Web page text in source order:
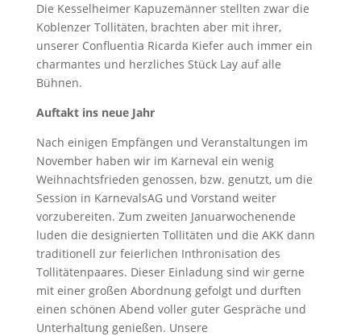
Die Kesselheimer Kapuzemänner stellten zwar die
Koblenzer Tollitäten, brachten aber mit ihrer,
unserer Confluentia Ricarda Kiefer auch immer ein
charmantes und herzliches Stück Lay auf alle
Bühnen.
Auftakt ins neue Jahr
Nach einigen Empfängen und Veranstaltungen im
November haben wir im Karneval ein wenig
Weihnachtsfrieden genossen, bzw. genutzt, um die
Session in KarnevalsAG und Vorstand weiter
vorzubereiten. Zum zweiten Januarwochenende
luden die designierten Tollitäten und die AKK dann
traditionell zur feierlichen Inthronisation des
Tollitätenpaares. Dieser Einladung sind wir gerne
mit einer großen Abordnung gefolgt und durften
einen schönen Abend voller guter Gespräche und
Unterhaltung genießen. Unsere